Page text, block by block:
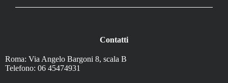
Contatti
Roma: Via Angelo Bargoni 8, scala B
Telefono: 06 45474931